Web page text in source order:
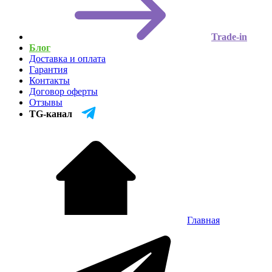
Trade-in
Блог
Доставка и оплата
Гарантия
Контакты
Договор оферты
Отзывы
TG-канал
Главная